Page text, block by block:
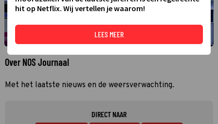
Over NOS Journaal
Met het laatste nieuws en de weersverwachting.
DIRECT NAAR
hit op Netflix. Wij vertellen je waarom!
LEES MEER